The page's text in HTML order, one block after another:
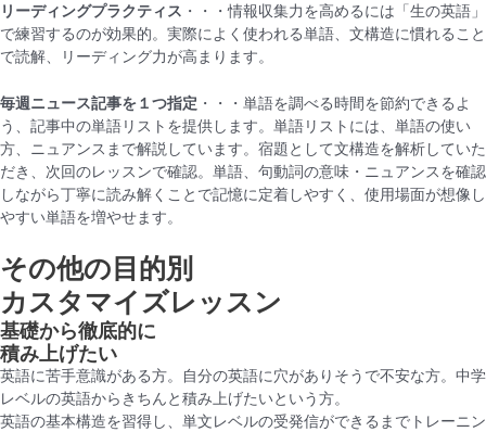
リーディングプラクティス ・・・情報収集力を高めるには「生の英語」
で練習するのが効果的。実際によく使われる単語、文構造に慣れること
で読解、リーディング力が高まります。
毎週ニュース記事を１つ指定 ・・・単語を調べる時間を節約できるよ
う、記事中の単語リストを提供します。単語リストには、単語の使い
方、ニュアンスまで解説しています。宿題として文構造を解析していた
だき、次回のレッスンで確認。単語、句動詞の意味・ニュアンスを確認
しながら丁寧に読み解くことで記憶に定着しやすく、使用場面が想像し
やすい単語を増やせます。
その他の目的別
カスタマイズレッスン
基礎から徹底的に
積み上げたい
英語に苦手意識がある方。自分の英語に穴がありそうで不安な方。中学
レベルの英語からきちんと積み上げたいという方。
英語の基本構造を習得し、単文レベルの受発信ができるまでトレーニン